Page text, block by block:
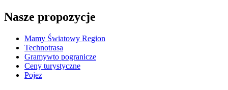
Nasze propozycje
Mamy Światowy Region
Technotrasa
Gramywto pogranicze
Ceny turystyczne
Pojez